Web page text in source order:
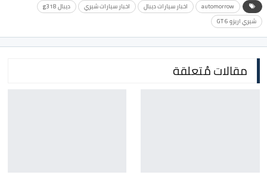
automorrow اخبار سيارات ديبال اخبار سيارات شيري
ديبال g318
شيري اريزو 6 GT
مقالات مُتعلقة